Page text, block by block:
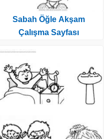
Sabah Öğle Akşam
Çalışma Sayfası